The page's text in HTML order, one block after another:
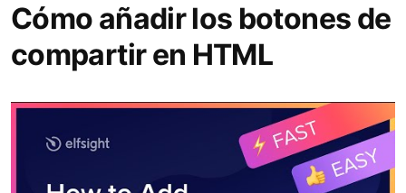
Cómo añadir los botones de
compartir en HTML